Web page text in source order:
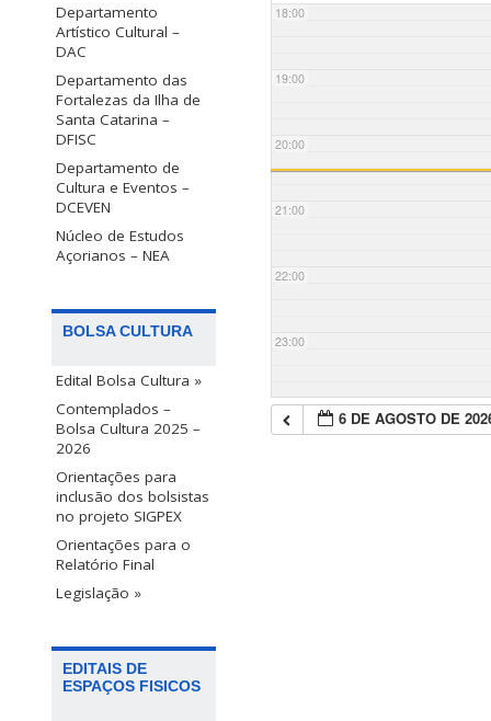
Departamento
Artístico Cultural –
DAC
Departamento das
Fortalezas da Ilha de
Santa Catarina –
DFISC
Departamento de
Cultura e Eventos –
DCEVEN
Núcleo de Estudos
Açorianos – NEA
BOLSA CULTURA
Edital Bolsa Cultura »
Contemplados –
Bolsa Cultura 2025 –
2026
Orientações para
inclusão dos bolsistas
no projeto SIGPEX
Orientações para o
Relatório Final
Legislação »
EDITAIS DE
ESPAÇOS FISICOS
18:00
19:00
20:00
21:00
22:00
23:00
6 DE AGOSTO DE